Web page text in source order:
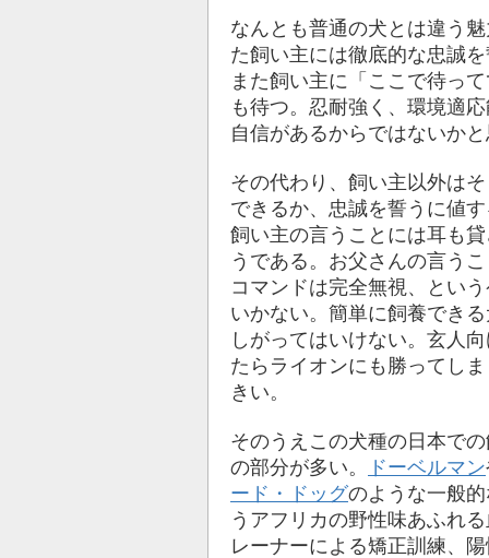
なんとも普通の犬とは違う
た飼い主には徹底的な忠誠
また飼い主に「ここで待っ
も待つ。忍耐強く、環境適
自信があるからではないか
その代わり、飼い主以外は
できるか、忠誠を誓うに値
飼い主の言うことには耳も
うである。お父さんの言う
コマンドは完全無視、とい
いかない。簡単に飼養でき
しがってはいけない。玄人
たらライオンにも勝ってし
きい。
そのうえこの犬種の日本で
の部分が多い。
ドーベルマン
ード・ドッグのような一般
うアフリカの野性味あふれ
レーナーによる矯正訓練、